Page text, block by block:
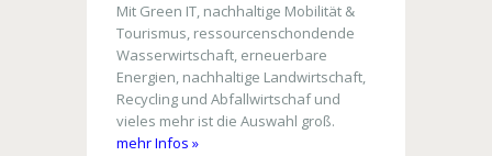
Mit Green IT, nachhaltige Mobilität &
Tourismus, ressourcenschondende
Wasserwirtschaft, erneuerbare
Energien, nachhaltige Landwirtschaft,
Recycling und Abfallwirtschaf und
vieles mehr ist die Auswahl groß.
mehr Infos »